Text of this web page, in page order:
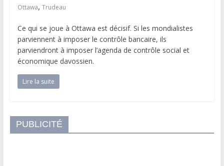
Ottawa, Trudeau
Ce qui se joue à Ottawa est décisif. Si les mondialistes
parviennent à imposer le contrôle bancaire, ils
parviendront à imposer l’agenda de contrôle social et
économique davossien.
Lire la suite
PUBLICITÉ